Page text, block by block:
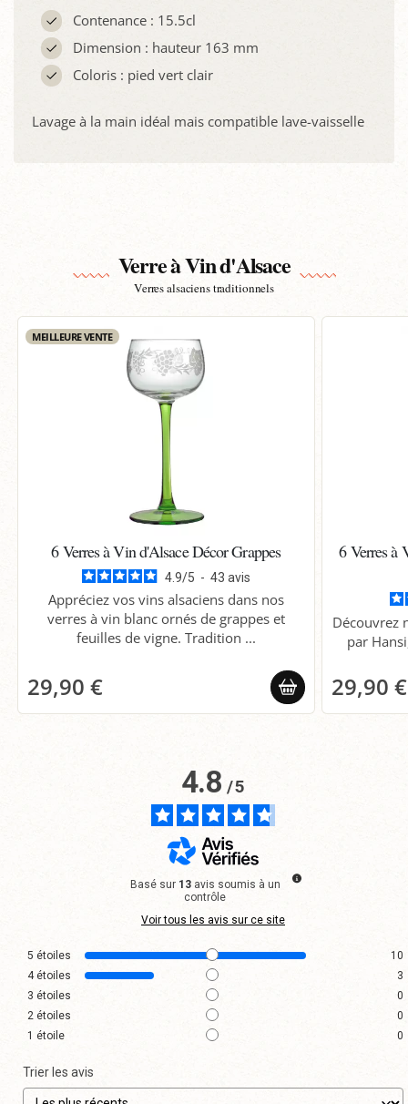
Contenance : 15.5cl
Dimension : hauteur 163 mm
Coloris : pied vert clair
Lavage à la main idéal mais compatible lave-vaisselle
Verre à Vin d'Alsace
Verres alsaciens traditionnels
MEILLEURE VENTE
6 Verres à Vin d'Alsace Décor Grappes
4.9/5 - 43 avis
Appréciez vos vins alsaciens dans nos
verres à vin blanc ornés de grappes et
feuilles de vigne. Tradition ...
29,90 €
6 Verres à
Découvrez
par
29,90 €
4.8/5
Basé sur 13 avis soumis à un
contrôle
Voir tous les avis sur ce site
5 étoiles
10
4étoiles
3
3 étoiles
0
2 étoiles
0
1 étoile 0
Trier les avis